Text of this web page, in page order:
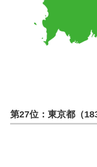
第27位：東京都（